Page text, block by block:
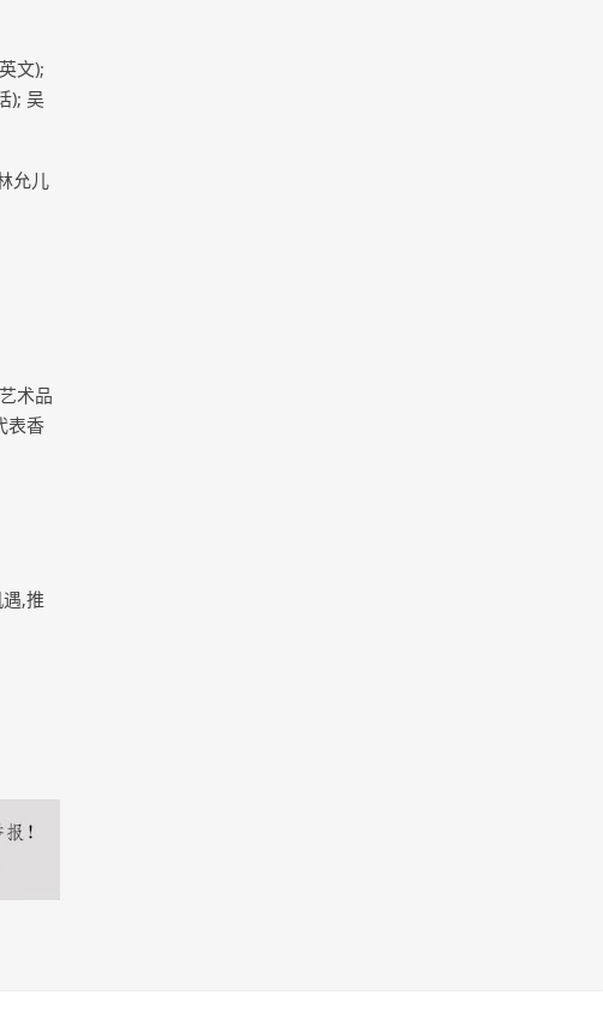
文);
); 吴
允儿
术品
表香
,推